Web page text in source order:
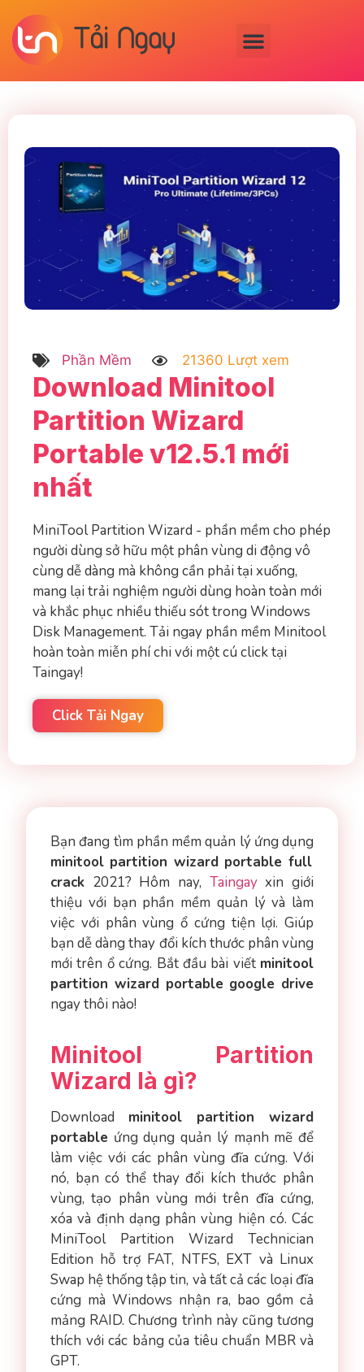
Phần Mềm 21360 Lượt xem
Download Minitool
Partition Wizard
Portable v12.5.1 mới
nhất
MiniTool Partition Wizard - phần mềm cho phép
người dùng sở hữu một phân vùng di động vô
cùng dễ dàng mà không cần phải tại xuống,
mang lại trải nghiệm người dùng hoàn toàn mới
và khắc phục nhiều thiếu sót trong Windows
Disk Management. Tải ngay phần mềm Minitool
hoàn toàn miễn phí chi với một cú click tại
Taingay!
Click Tải Ngay
Bạn đang tìm phần mềm quản lý ứng dụng
minitool partition wizard portable full
crack 2021? Hôm nay, Taingayxin giới
thiệu với bạn phần mềm quản lý và làm
việc với phân vùng ổ cứng tiện lợi. Giúp
bạn dễ dàng thay đổi kích thước phân vùng
mới trên ổ cứng. Bắt đầu bài viết minitool
partition wizard portable google drive
ngay thôi nào!
Minitool Partition
Wizard là gì?
Download minitool partition wizard
portable ứng dụng quản lý mạnh mẽ để
làm việc với các phân vùng đĩa cứng. Với
nó, bạn có thể thay đổi kích thước phân
vùng, tạo phân vùng mới trên đĩa cứng,
xóa và định dạng phân vùng hiện có. Các
MiniTool Partition Wizard Technician
Edition hỗ trợ FAT, NTFS, EXT và Linux
Swap hệ thống tập tin, và tất cả các loại đĩa
cứng mà Windows nhận ra, bao gồm cả
mảng RAID. Chương trình này cũng tương
thích với các bảng của tiêu chuẩn MBR và
GPT.